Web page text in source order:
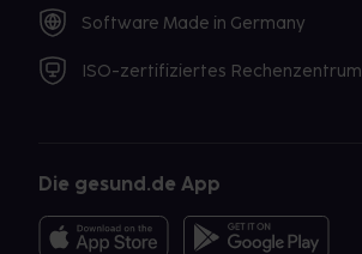
Software Made in Germany
ISO-zertifiziertes Rechenzentrum
Die gesund.de App